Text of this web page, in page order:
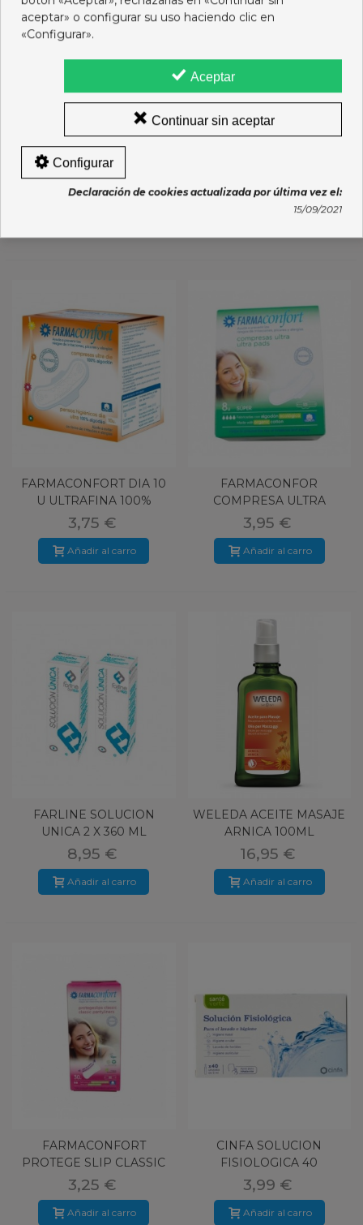
SERVILLETAS SECAS
ABSORBENTES 50 U
6,95 € 24,00 €
FARMACONFORT DIA 10
U ULTRAFINA 100%
ALGODON
3,75 €
Añadir al carro
FARMACONFOR
COMPRESA ULTRA
SUPER 8 U NOCHE
3,95 €
Añadir al carro
FARLINE SOLUCION
UNICA 2 X 360 ML
8,95 €
Añadir al carro
WELEDA ACEITE MASAJE
ARNICA 100ML
16,95 €
Añadir al carro
FARMACONFORT
PROTEGE SLIP CLASSIC
ANATOMICO 24 U
3,25 €
Añadir al carro
CINFA SOLUCION
FISIOLOGICA 40
UNIDOSIS
3,99 €
Añadir al carro
aceptar» o configurar su uso haciendo clic en
«Configurar».
Aceptar
Continuar sin aceptar
Configurar
Declaración de cookies actualizada por última vez el:
15/09/2021